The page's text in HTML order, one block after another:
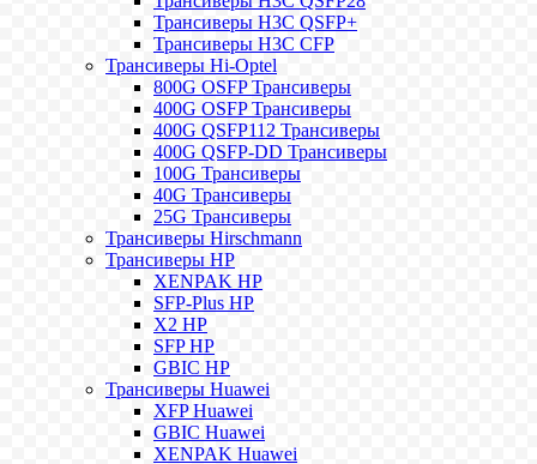
Трансиверы H3C QSFP+
Трансиверы H3C CFP
Трансиверы Hi-Optel
800G OSFP Трансиверы
400G OSFP Трансиверы
400G QSFP112 Трансиверы
400G QSFP-DD Трансиверы
100G Трансиверы
40G Трансиверы
25G Трансиверы
Трансиверы Hirschmann
Трансиверы HP
XENPAK HP
SFP-Plus HP
X2 HP
SFP HP
GBIC HP
Трансиверы Huawei
XFP Huawei
GBIC Huawei
XENPAK Huawei